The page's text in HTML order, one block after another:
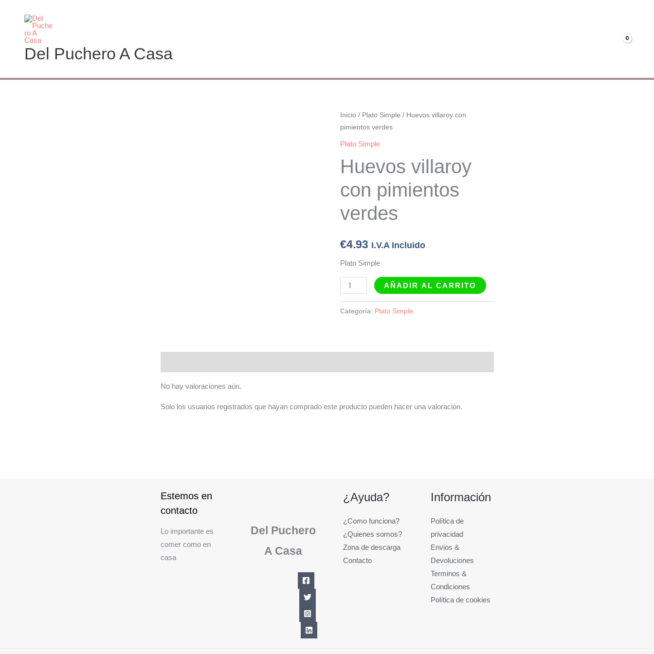
contenido
Del Puchero A Casa
Inicio / Plato Simple / Huevos villaroy con
pimientos verdes
Plato Simple
Huevos villaroy
con pimientos
verdes
€4.93 I.V.A Incluido
Plato Simple
Huevos
villaroy
con
verdes
AÑADIR AL CARRITO
Categoría: Plato Simple
No hay valoraciones aún.
Solo los usuarios registrados que hayan comprado este producto pueden hacer una valoración.
Estemos en
contacto
Lo importante es
comer como en
casa
Del Puchero
A Casa
¿Ayuda?
¿Como funciona?
¿Quienes somos?
Zona de descarga
Contacto
Información
Política de
privacidad
Envios &
Devoluciones
Terminos &
Condiciones
Política de cookies